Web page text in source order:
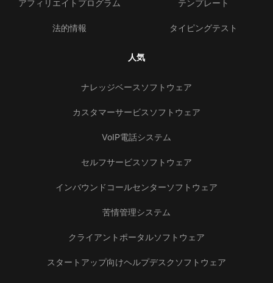
アフィリエイトプログラム
法的情報
テンプレート
タイピングテスト
人気
ナレッジベースソフトウェア
カスタマーサービスソフトウェア
VoIP電話システム
セルフサービスソフトウェア
インバウンドコールセンターソフトウェア
苦情管理システム
クライアントポータルソフトウェア
スタートアップ向けヘルプデスクソフトウェア